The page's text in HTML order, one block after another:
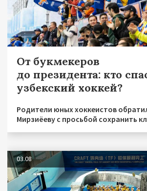
От букмекеров
до президента: кто
узбекский хоккей?
Родители юных хоккеистов
Мирзиёеву с просьбой сохранить
03.08